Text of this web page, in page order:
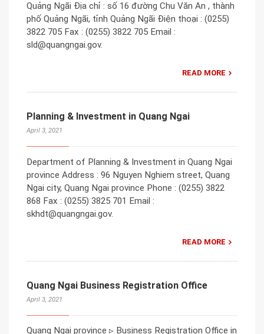
Quảng Ngãi Địa chỉ : số 16 đường Chu Văn An , thành
phố Quảng Ngãi, tỉnh Quảng Ngãi Điện thoại : (0255)
3822 705 Fax : (0255) 3822 705 Email :
sld@quangngai.gov.
READ MORE
Planning & Investment in Quang Ngai
April 3, 2021
Department of Planning & Investment in Quang Ngai
province Address : 96 Nguyen Nghiem street, Quang
Ngai city, Quang Ngai province Phone : (0255) 3822
868 Fax : (0255) 3825 701 Email :
skhdt@quangngai.gov.
READ MORE
Quang Ngai Business Registration Office
April 3, 2021
Quang Ngai province ▹ Business Registration Office in